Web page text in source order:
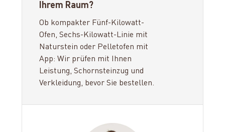
Ihrem Raum?
Ob kompakter Fünf-Kilowatt-
Ofen, Sechs-Kilowatt-Linie mit
Naturstein oder Pelletofen mit
App: Wir prüfen mit Ihnen
Leistung, Schornsteinzug und
Verkleidung, bevor Sie bestellen.